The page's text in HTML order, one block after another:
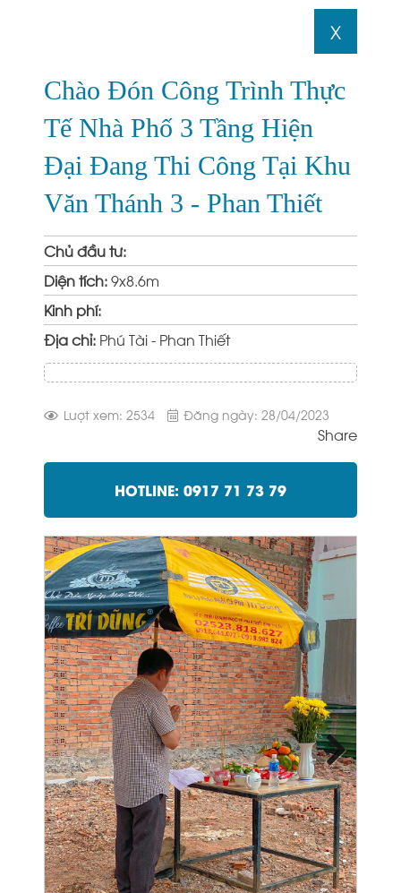
X
Chào Đón Công Trình Thực
Tế Nhà Phố 3 Tầng Hiện
Đại Đang Thi Công Tại Khu
Văn Thánh 3 - Phan Thiết
Chủ đầu tư:
Diện tích:9x8.6m
Kinh phí:
Địa chỉ: Phú Tài - Phan Thiết
Lượt xem: 2534 Đăng ngày: 28/04/2023
Share
HOTLINE: 0917 71 73 79
Next